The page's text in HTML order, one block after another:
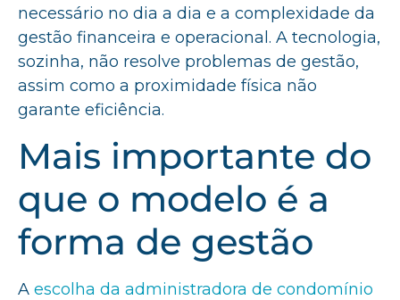
necessário no dia a dia e a complexidade da
gestão financeira e operacional. A tecnologia,
sozinha, não resolve problemas de gestão,
assim como a proximidade física não
garante eficiência.
Mais importante do
que o modelo é a
forma de gestão
A escolha da administradora de condomínio